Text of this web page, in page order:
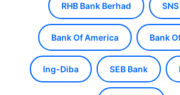
RHB Bank Berhad
Bank Of America Bank
Ing-Diba SEB Bank